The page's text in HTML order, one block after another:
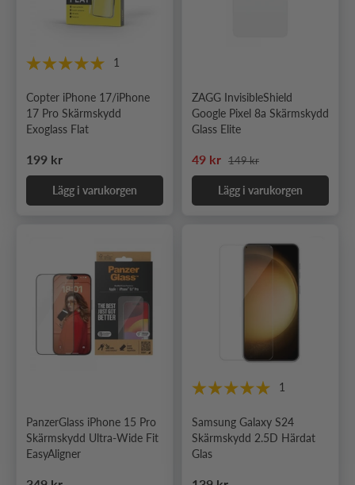
1
Copter iPhone 17/iPhone
17 Pro Skärmskydd
Exoglass Flat
Ordinarie pris
199 kr
Lägg i varukorgen
ZAGG InvisibleShield
Google Pixel 8a Skärmskydd
Glass Elite
Nedsatt pris
49 kr Ordinarie pris
149 kr
Lägg i varukorgen
PanzerGlass iPhone 15 Pro
Skärmskydd Ultra-Wide Fit
EasyAligner
1
Samsung Galaxy S24
Skärmskydd 2.5D Härdat
Glas